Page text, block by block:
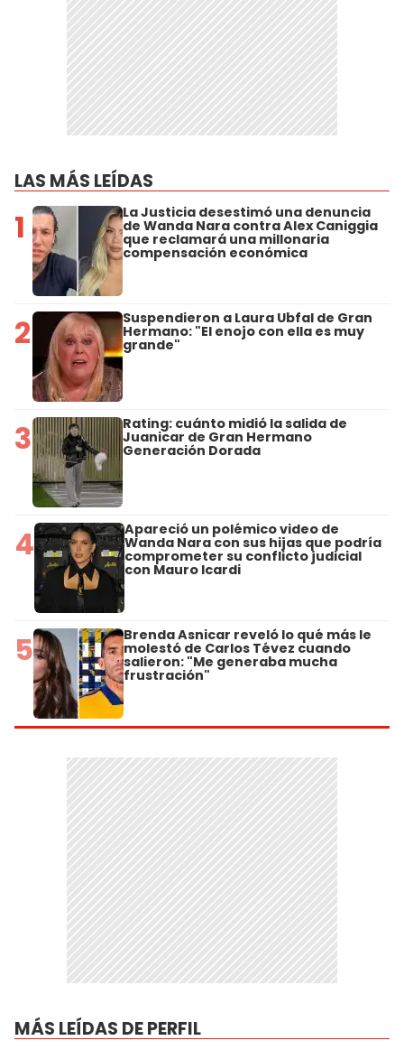
LAS MÁS LEÍDAS
1 La Justicia desestimó una denuncia
de Wanda Nara contra Alex Caniggia
que reclamará una millonaria
compensación económica
2 Suspendieron a Laura Ubfal de Gran
Hermano: "El enojo con ella es muy
grande"
3 Rating: cuánto midió la salida de
Juanicar de Gran Hermano
Generación Dorada
4 Apareció un polémico video de
Wanda Nara con sus hijas que podría
comprometer su conflicto judicial
con Mauro Icardi
5 Brenda Asnicar reveló lo qué más le
molestó de Carlos Tévez cuando
salieron: "Me generaba mucha
frustración"
MÁS LEÍDAS DE PERFIL